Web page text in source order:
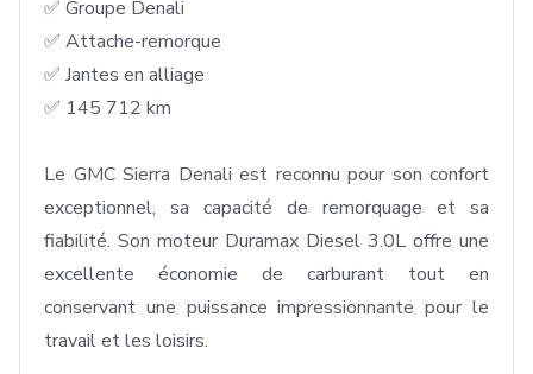
✅ Groupe Denali
✅ Attache-remorque
✅ Jantes en alliage
✅ 145 712 km
Le GMC Sierra Denali est reconnu pour son confort
exceptionnel, sa capacité de remorquage et sa
fiabilité. Son moteur Duramax Diesel 3.0L offre une
excellente économie de carburant tout en
conservant une puissance impressionnante pour le
travail et les loisirs.